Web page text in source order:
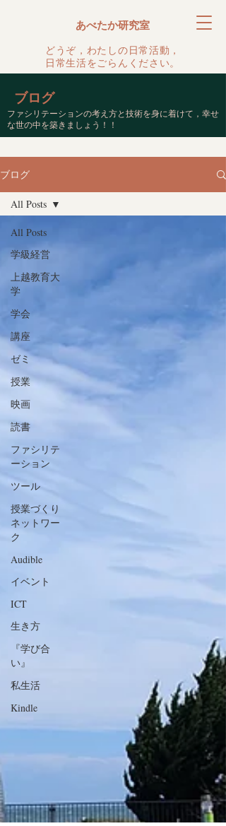
どうぞ，わたしの日常活動，
日常生活をごらんください。
あべたか研究室
ブログ
ファシリテーションの考え方と技術を身に着けて，幸せ
な世の中を築きましょう！！
ブログ
All Posts
学級経営
上越教育大
学
学会
講座
ゼミ
授業
映画
読書
ファシリテ
ーション
ツール
授業づくり
ネットワー
ク
Audible
イベント
ICT
生き方
『学び合
い』
私生活
Kindle
All Posts